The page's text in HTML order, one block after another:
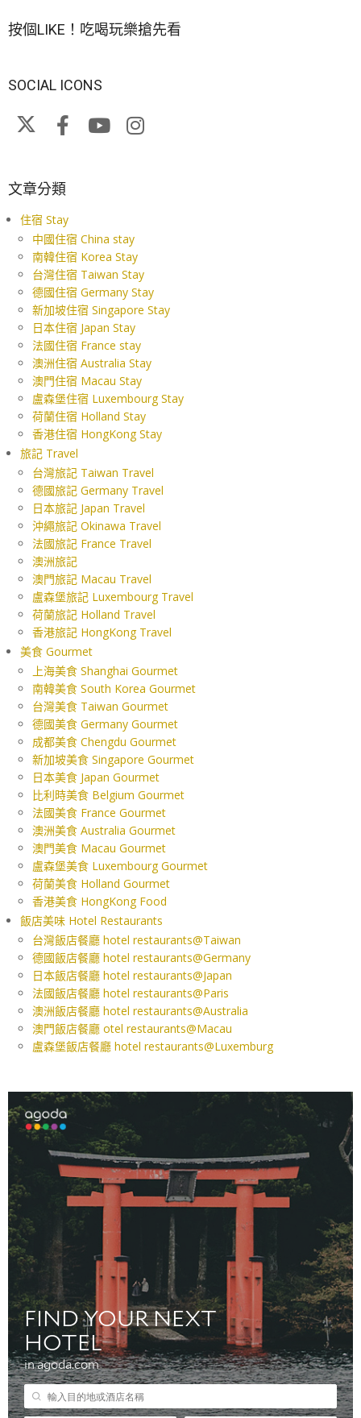
按個LIKE！吃喝玩樂搶先看
SOCIAL ICONS
文章分類
住宿 Stay
中國住宿 China stay
南韓住宿 Korea Stay
台灣住宿 Taiwan Stay
德國住宿 Germany Stay
新加坡住宿 Singapore Stay
日本住宿 Japan Stay
法國住宿 France stay
澳洲住宿 Australia Stay
澳門住宿 Macau Stay
盧森堡住宿 Luxembourg Stay
荷蘭住宿 Holland Stay
香港住宿 HongKong Stay
旅記 Travel
台灣旅記 Taiwan Travel
德國旅記 Germany Travel
日本旅記 Japan Travel
沖繩旅記 Okinawa Travel
法國旅記 France Travel
澳洲旅記
澳門旅記 Macau Travel
盧森堡旅記 Luxembourg Travel
荷蘭旅記 Holland Travel
香港旅記 HongKong Travel
美食 Gourmet
上海美食 Shanghai Gourmet
南韓美食 South Korea Gourmet
台灣美食 Taiwan Gourmet
德國美食 Germany Gourmet
成都美食 Chengdu Gourmet
新加坡美食 Singapore Gourmet
日本美食 Japan Gourmet
比利時美食 Belgium Gourmet
法國美食 France Gourmet
澳洲美食 Australia Gourmet
澳門美食 Macau Gourmet
盧森堡美食 Luxembourg Gourmet
荷蘭美食 Holland Gourmet
香港美食 HongKong Food
飯店美味 Hotel Restaurants
台灣飯店餐廳 hotel restaurants@Taiwan
德國飯店餐廳 hotel restaurants@Germany
日本飯店餐廳 hotel restaurants@Japan
法國飯店餐廳 hotel restaurants@Paris
澳洲飯店餐廳 hotel restaurants@Australia
澳門飯店餐廳 otel restaurants@Macau
盧森堡飯店餐廳 hotel restaurants@Luxemburg